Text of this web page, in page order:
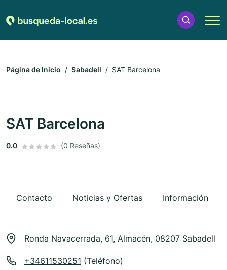
Página de Inicio Sabadell SAT Barcelona
SAT Barcelona
0.0 (0 Reseñas)
Contacto Noticias y Ofertas Información
Ronda Navacerrada, 61, Almacén, 08207 Sabadell
+34611530251 (Teléfono)